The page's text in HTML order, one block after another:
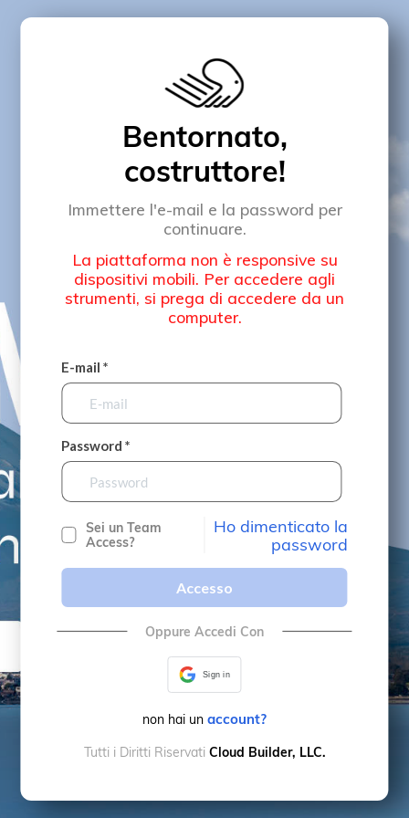
Bentornato,
costruttore!
Immettere l'e-mail e la password per
continuare.
La piattaforma non è responsive su
dispositivi mobili. Per accedere agli
strumenti, si prega di accedere da un
computer.
E-mail *
Password *
Sei un Team
Access?
Ho dimenticato la
password
Accesso
Oppure Accedi Con
Sign in
non hai un account?
Tutti i Diritti Riservati Cloud Builder, LLC.